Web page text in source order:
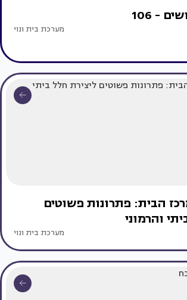
- 106
מערכת בית ונוי
הבית: פתרונות פשוטים
והרמוני
מערכת בית ונוי